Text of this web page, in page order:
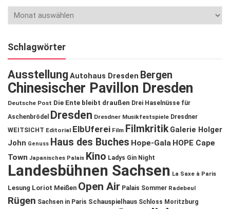
Schlagwörter
Ausstellung Autohaus Dresden Bergen
Chinesischer Pavillon Dresden
Deutsche Post Die Ente bleibt draußen Drei Haselnüsse für
Aschenbrödel
Dresden Dresdner Musikfestspiele Dresdner
WEITSICHT Editorial ElbUferei Film Filmkritik Galerie Holger
John Genuss Haus des Buches Hope-Gala HOPE Cape
Town Japanisches Palais Kino Ladys Gin Night
Landesbühnen Sachsen La Saxe à Paris
Lesung Loriot Meißen Open Air Palais Sommer Radebeul
Rügen Sachsen in Paris Schauspielhaus Schloss Moritzburg